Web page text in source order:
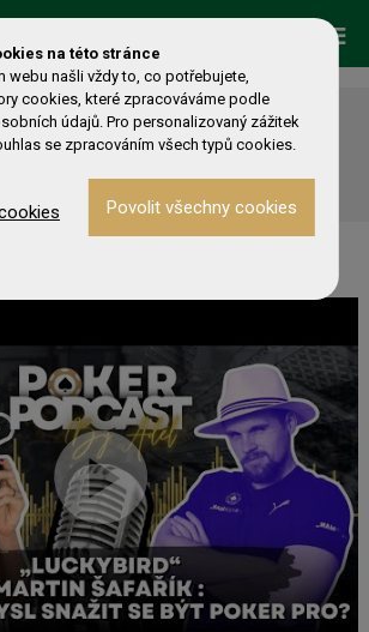
nebyla nalezena
stránka nebyla nalezena.
URL.
na této stránce
webu našli vždy to, co potřebujete,
cookies, které zpracováváme podle
údajů. Pro personalizovaný zážitek
se zpracováním všech typů cookies.